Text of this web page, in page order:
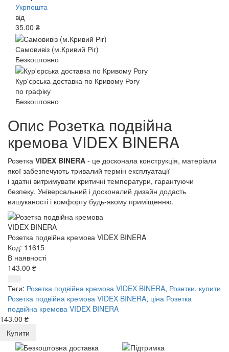
Укрпошта
від
35.00 ₴
Самовивіз (м.Кривий Ріг)
Безкоштовно
Кур'єрська доставка по Кривому Рогу
по графіку
Безкоштовно
Опис Розетка подвійна
кремова VIDEX BINERA
Розетка VIDEX BINERA - це досконала конструкція, матеріали
якої забезпечують тривалий термін експлуатації
і здатні витримувати критичні температури, гарантуючи
безпеку. Універсальний і досконалий дизайн додасть
вишуканості і комфорту будь-якому приміщенню.
Розетка подвійна кремова VIDEX BINERA
Код: 11615
В наявності
143.00 ₴
Теги: Розетка подвійна кремова VIDEX BINERA, Розетки, купити
Розетка подвійна кремова VIDEX BINERA, ціна Розетка
подвійна кремова VIDEX BINERA
143.00 ₴
Купити